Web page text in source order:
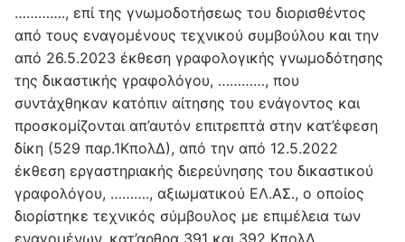
…………., επί της γνωμοδοτήσεως του διορισθέντος
από τους εναγομένους τεχνικού συμβούλου και την
από 26.5.2023 έκθεση γραφολογικής γνωμοδότησης
της δικαστικής γραφολόγου, …………, που
συντάχθηκαν κατόπιν αίτησης του ενάγοντος και
προσκομίζονται απ’αυτόν επιτρεπτά στην κατ’έφεση
δίκη (529 παρ.1ΚπολΔ), από την από 12.5.2022
έκθεση εργαστηριακής διερεύνησης του δικαστικού
γραφολόγου, ………., αξιωματικού ΕΛ.ΑΣ., ο οποίος
διορίστηκε τεχνικός σύμβουλος με επιμέλεια των
εναγομένων, κατ’αρθρα 391 και 392 ΚπολΔ,